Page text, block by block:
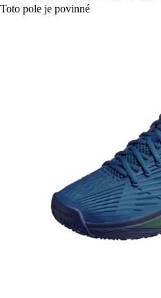
Toto pole je povinné